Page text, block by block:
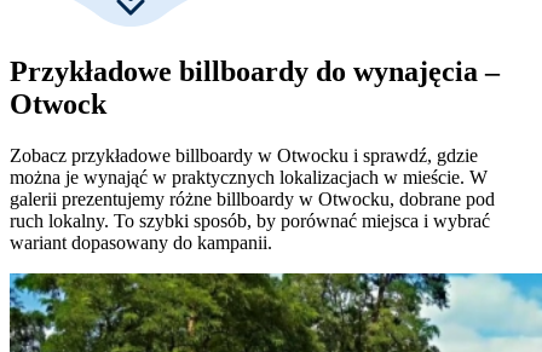
Przykładowe billboardy do wynajęcia –
Otwock
Zobacz przykładowe billboardy w Otwocku i sprawdź, gdzie
można je wynająć w praktycznych lokalizacjach w mieście. W
galerii prezentujemy różne billboardy w Otwocku, dobrane pod
ruch lokalny. To szybki sposób, by porównać miejsca i wybrać
wariant dopasowany do kampanii.